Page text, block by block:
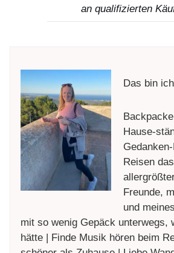
an qualifizierten
Das bin
Hause-
Reisen
Freunde,
und
mit so wenig Gepäck unterwegs,
hätte | Finde Musik hören beim